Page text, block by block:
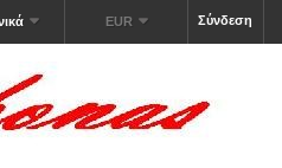
Σύνδεση
EUR